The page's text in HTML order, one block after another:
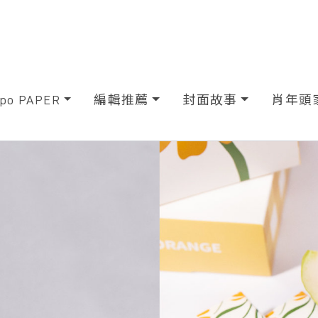
PAPER 編輯推薦 封面故事 肖年頭